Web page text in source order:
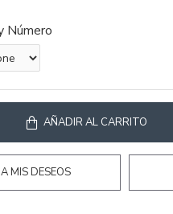
Número
AÑADIR AL CARRITO
MIS DESEOS